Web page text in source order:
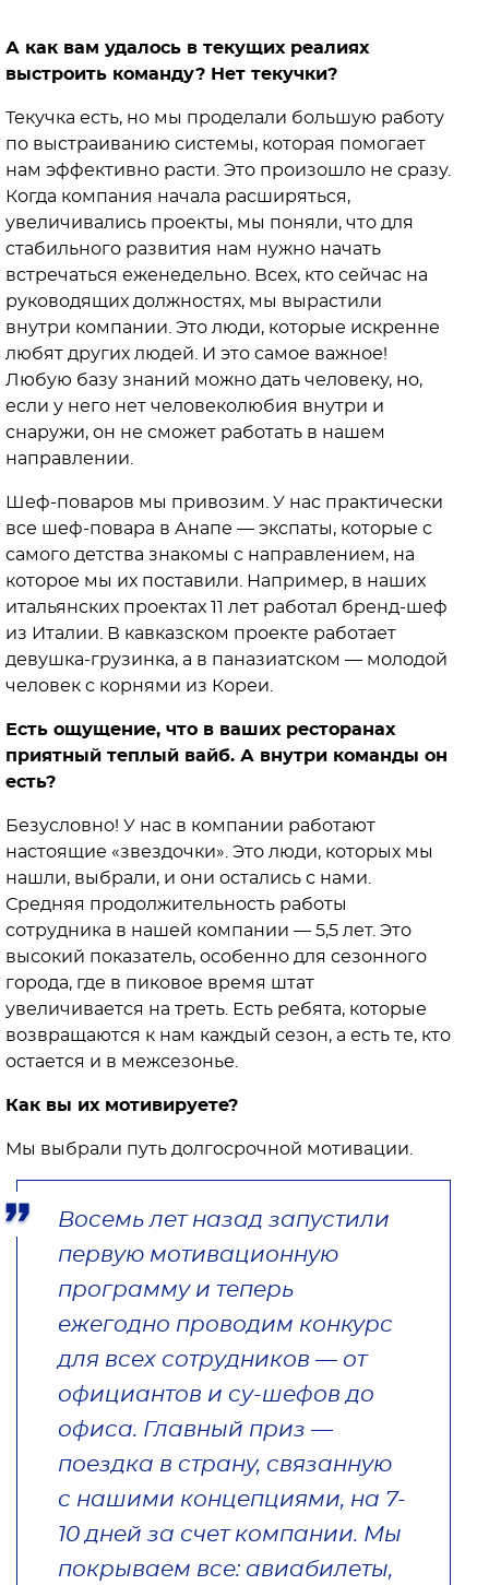
А как вам удалось в текущих реалиях
выстроить команду? Нет текучки?
Текучка есть, но мы проделали большую работу
по выстраиванию системы, которая помогает
нам эффективно расти. Это произошло не сразу.
Когда компания начала расширяться,
увеличивались проекты, мы поняли, что для
стабильного развития нам нужно начать
встречаться еженедельно. Всех, кто сейчас на
руководящих должностях, мы вырастили
внутри компании. Это люди, которые искренне
любят других людей. И это самое важное!
Любую базу знаний можно дать человеку, но,
если у него нет человеколюбия внутри и
снаружи, он не сможет работать в нашем
направлении.
Шеф-поваров мы привозим. У нас практически
все шеф-повара в Анапе — экспаты, которые с
самого детства знакомы с направлением, на
которое мы их поставили. Например, в наших
итальянских проектах 11 лет работал бренд-шеф
из Италии. В кавказском проекте работает
девушка-грузинка, а в паназиатском — молодой
человек с корнями из Кореи.
Есть ощущение, что в ваших ресторанах
приятный теплый вайб. А внутри команды он
есть?
Безусловно! У нас в компании работают
настоящие «звездочки». Это люди, которых мы
нашли, выбрали, и они остались с нами.
Средняя продолжительность работы
сотрудника в нашей компании — 5,5 лет. Это
высокий показатель, особенно для сезонного
города, где в пиковое время штат
увеличивается на треть. Есть ребята, которые
возвращаются к нам каждый сезон, а есть те, кто
остается и в межсезонье.
Как вы их мотивируете?
Мы выбрали путь долгосрочной мотивации.
Восемь лет назад запустили
первую мотивационную
программу и теперь
ежегодно проводим конкурс
для всех сотрудников — от
официантов и су-шефов до
офиса. Главный приз —
поездка в страну, связанную
с нашими концепциями, на 7-
10 дней за счет компании. Мы
покрываем все: авиабилеты,